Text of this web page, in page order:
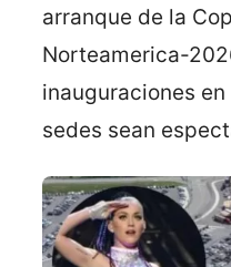
arranque de la
Norteamerica-
inauguraciones
sedes sean